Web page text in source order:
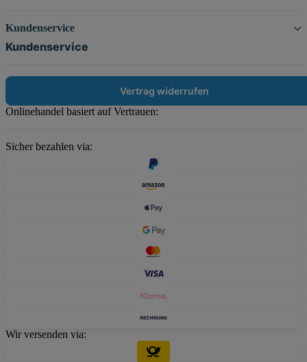
Kundenservice
Kundenservice
Vertrag widerrufen
Onlinehandel basiert auf Vertrauen:
Sicher bezahlen via:
Wir versenden via: